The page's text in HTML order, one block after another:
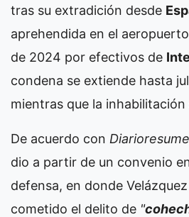
tras su extradición desde
aprehendida en el
de 2024 por efectivos de
condena se extiende hasta
mientras que la inhabilitación
De acuerdo con
dio a partir de un convenio
defensa, en donde
cometido el delito de "